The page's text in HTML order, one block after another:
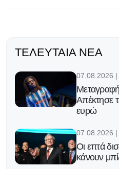
ΤΕΛΕΥΤΑΊΑ ΝΈΑ
07.08.2026 |
Απέκτησε
ευρώ
07.08.2026 |
Οι επτά
κάνουν